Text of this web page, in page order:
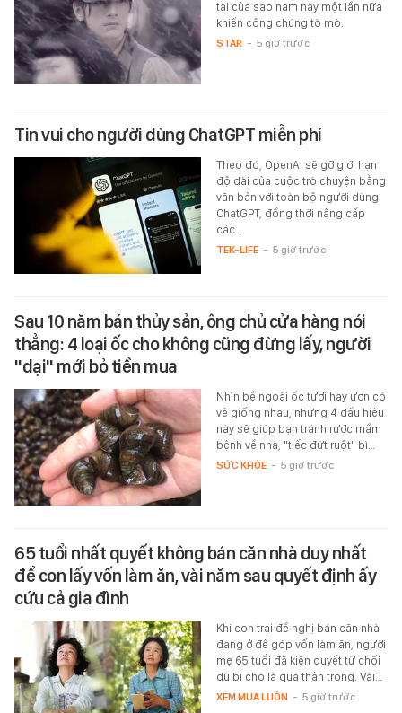
tại của sao nam này một lần nữa
khiến công chúng tò mò.
STAR - 5 giờ trước
Tin vui cho người dùng ChatGPT miễn phí
Theo đó, OpenAI sẽ gỡ giới hạn
độ dài của cuộc trò chuyện bằng
văn bản với toàn bộ người dùng
ChatGPT, đồng thời nâng cấp
các…
TEK-LIFE - 5 giờ trước
Sau 10 năm bán thủy sản, ông chủ cửa hàng nói
thẳng: 4 loại ốc cho không cũng đừng lấy, người
"dại" mới bỏ tiền mua
Nhìn bề ngoài ốc tươi hay ươn có
vẻ giống nhau, nhưng 4 dấu hiệu
này sẽ giúp bạn tránh rước mầm
bệnh về nhà, "tiếc đứt ruột" bì…
SỨC KHỎE - 5 giờ trước
65 tuổi nhất quyết không bán căn nhà duy nhất
để con lấy vốn làm ăn, vài năm sau quyết định ấy
cứu cả gia đình
Khi con trai đề nghị bán căn nhà
đang ở để góp vốn làm ăn, người
mẹ 65 tuổi đã kiên quyết từ chối
dù bị cho là quá thận trọng. Vài…
XEM MUA LUÔN - 5 giờ trước